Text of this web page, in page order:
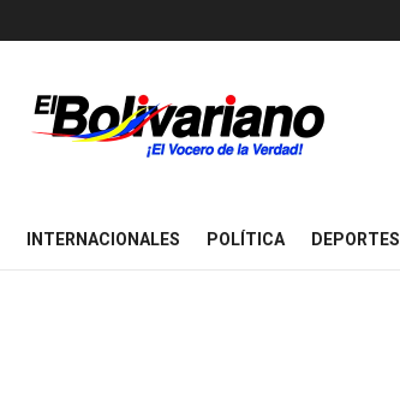
INTERNACIONALES POLÍTICA DEPORTES